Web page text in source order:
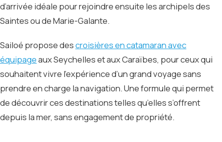
d’arrivée idéale pour rejoindre ensuite les archipels des
Saintes ou de Marie-Galante.
Sailoé propose descroisières en catamaran avec
équipageaux Seychelles et aux Caraïbes, pour ceux qui
souhaitent vivre l’expérience d’un grand voyage sans
prendre en charge la navigation. Une formule qui permet
de découvrir ces destinations telles qu’elles s’offrent
depuis la mer, sans engagement de propriété.